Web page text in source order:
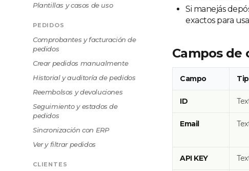
Plantillas y casos de uso
PEDIDOS
Comprobantes y facturación de
pedidos
Crear pedidos manualmente
Historial y auditoría de pedidos
Reembolsos y devoluciones
Seguimiento y estados de
pedidos
Sincronización con ERP
Ver y filtrar pedidos
CLIENTES
Si manejás
exactos para
Campos de
Campo
ID
Email
API KEY